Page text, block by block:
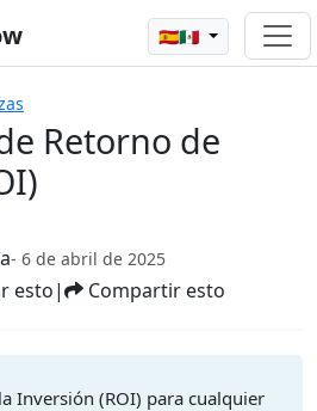
🇪🇸🇲🇽
Retorno de
- 6 de abril de 2025
esto| Compartir esto
Inversión (ROI) para cualquier